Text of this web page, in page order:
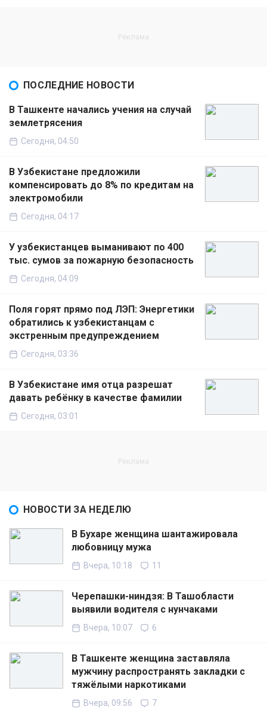
ПОСЛЕДНИЕ НОВОСТИ
В Ташкенте начались учения на случай
землетрясения
Сегодня, 04:50
В Узбекистане предложили
компенсировать до 8% по кредитам на
электромобили
Сегодня, 04:17
У узбекистанцев выманивают по 400
тыс. сумов за пожарную безопасность
Сегодня, 04:09
Поля горят прямо под ЛЭП: Энергетики
обратились к узбекистанцам с
экстренным предупреждением
Сегодня, 03:36
В Узбекистане имя отца разрешат
давать ребёнку в качестве фамилии
Сегодня, 03:01
НОВОСТИ ЗА НЕДЕЛЮ
В Бухаре женщина шантажировала
любовницу мужа
Вчера, 10:18 11
Черепашки-ниндзя: В Ташобласти
выявили водителя с нунчаками
Вчера, 10:07 6
В Ташкенте женщина заставляла
мужчину распространять закладки с
тяжёлыми наркотиками
Вчера, 09:56 7